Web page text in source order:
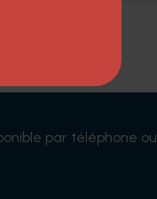
par téléphone ou